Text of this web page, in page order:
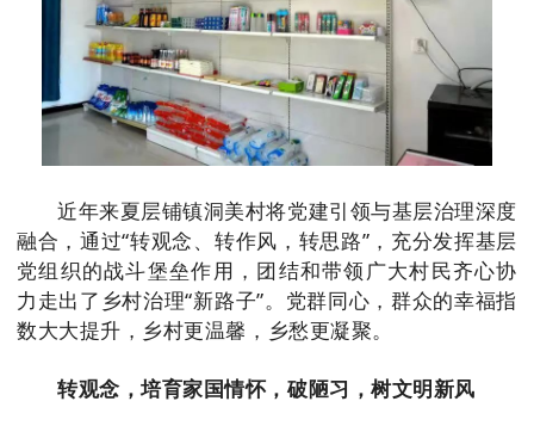
近年来夏层铺镇洞美村将党建引领与基层治理深度
融合，通过“转观念、转作风，转思路”，充分发挥基层
党组织的战斗堡垒作用，团结和带领广大村民齐心协
力走出了乡村治理“新路子”。党群同心，群众的幸福指
数大大提升，乡村更温馨，乡愁更凝聚。
转观念，培育家国情怀，破陋习，树文明新风